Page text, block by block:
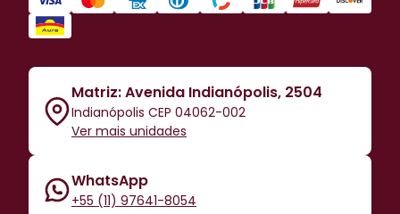
Matriz: Avenida Indianópolis, 2504
Indianópolis CEP 04062-002
Ver mais unidades
WhatsApp
+55 (11) 97641-8054